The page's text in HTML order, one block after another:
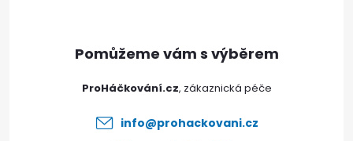
ProHáčkování.cz
info@prohackovani.cz